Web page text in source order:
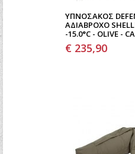
ΥΠΝΌΣΑΚΟΣ
ΑΔΙΆΒΡΟΧΟ
-15.0°C - OLIVE -
€ 235,90